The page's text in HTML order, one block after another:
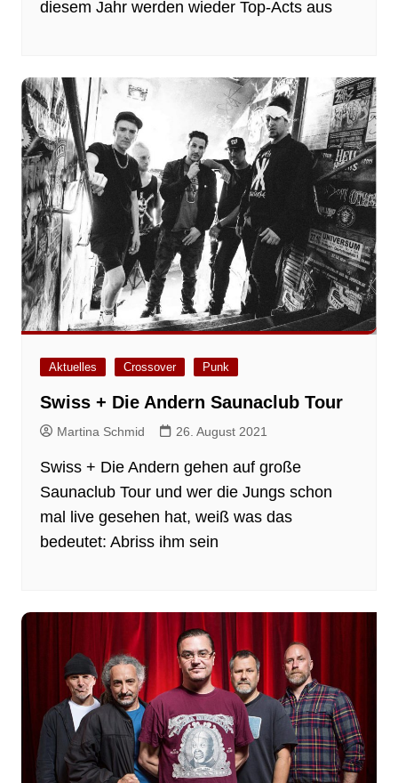
diesem Jahr werden wieder Top-Acts aus
Aktuelles Crossover Punk
Swiss + Die Andern Saunaclub Tour
Martina Schmid 26. August 2021
Swiss + Die Andern gehen auf große
Saunaclub Tour und wer die Jungs schon
mal live gesehen hat, weiß was das
bedeutet: Abriss ihm sein